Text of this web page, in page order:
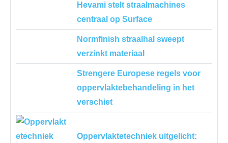
Hevami stelt straalmachines
centraal op Surface
Normfinish straalhal sweept
verzinkt materiaal
Strengere Europese regels voor
oppervlaktebehandeling in het
verschiet
Oppervlaktetechniek uitgelicht: